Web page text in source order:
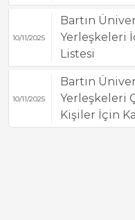
10/11/2025
Bartın
Yerleşkeleri
Listesi
10/11/2025
Bartın
Yerleşkeleri
Kişiler İçin